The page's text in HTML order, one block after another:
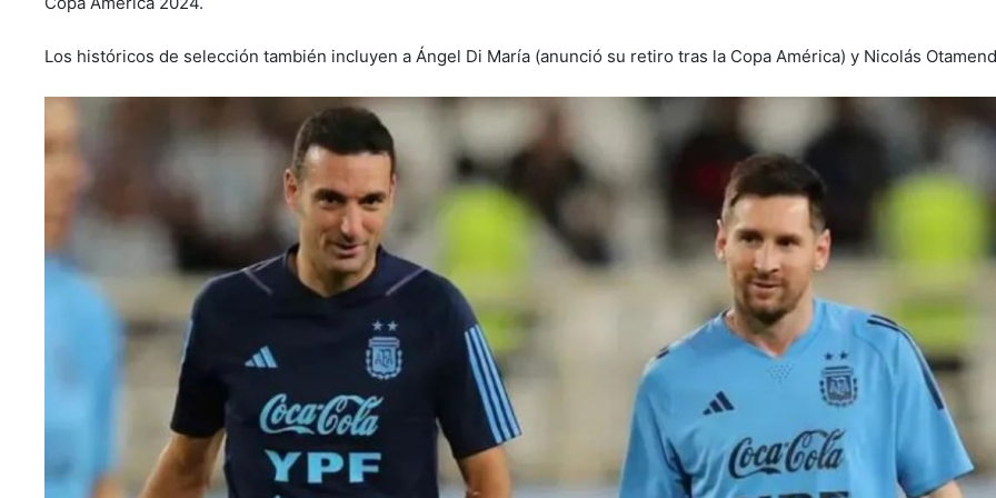
Los históricos de selección también incluyen a Ángel Di María (anunció su retiro tras la Copa América) y Nicolás